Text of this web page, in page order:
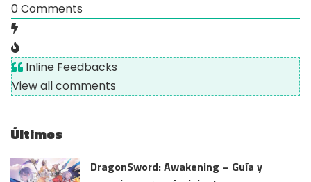
0Comments
Inline Feedbacks
View all comments
Últimos
DragonSword: Awakening – Guía y